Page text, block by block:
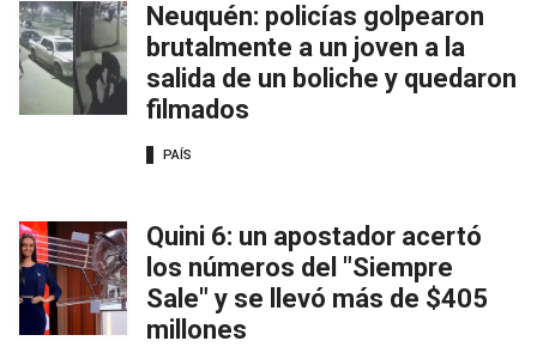
Neuquén: policías golpearon
brutalmente a un joven a la
salida de un boliche y quedaron
filmados
PAÍS
Quini 6: un apostador acertó
los números del "Siempre
Sale" y se llevó más de $405
millones